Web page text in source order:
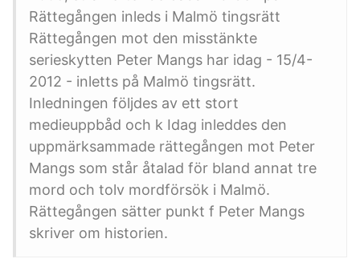
Rättegången inleds i Malmö tingsrätt
Rättegången mot den misstänkte
serieskytten Peter Mangs har idag - 15/4-
2012 - inletts på Malmö tingsrätt.
Inledningen följdes av ett stort
medieuppbåd och k Idag inleddes den
uppmärksammade rättegången mot Peter
Mangs som står åtalad för bland annat tre
mord och tolv mordförsök i Malmö.
Rättegången sätter punkt f Peter Mangs
skriver om historien.